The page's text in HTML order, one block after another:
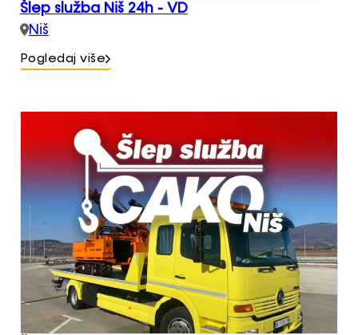
Šlep služba Niš 24h - VD
Niš
Pogledaj više